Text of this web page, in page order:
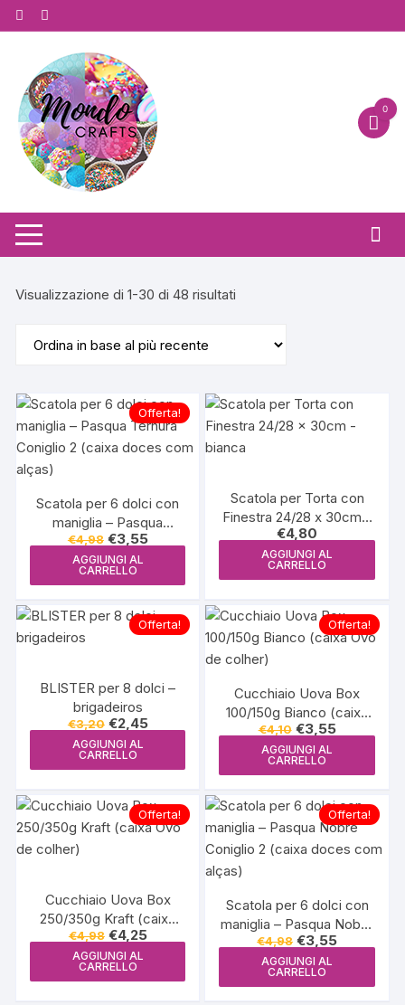
Vai
al
contenuto
0
Visualizzazione di 1-30 di 48 risultati
recente
Offerta!
Scatola per 6 dolci con
maniglia – Pasqua
Ternura Coniglio 2 (caixa
doces com alças)
€4,98 Il
prezzo
originale
era:
€3,55Il
prezzo
AGGIUNGI AL
CARRELLO
Scatola per Torta con
Finestra 24/28 x 30cm –
bianca
€4,80
AGGIUNGI AL
CARRELLO
Offerta!
BLISTER per 8 dolci –
brigadeiros
€3,20 Il
prezzo
originale
era:
€2,45Il
prezzo
AGGIUNGI AL
CARRELLO
Offerta!
Cucchiaio Uova Box
100/150g Bianco (caixa
Ovo de colher)
€4,10 Il
prezzo
originale
era:
€3,55Il
prezzo
AGGIUNGI AL
CARRELLO
Offerta!
Cucchiaio Uova Box
250/350g Kraft (caixa
Ovo de colher)
€4,98 Il
prezzo
originale
era:
€4,25Il
prezzo
AGGIUNGI AL
CARRELLO
Offerta!
Scatola per 6 dolci con
maniglia – Pasqua Nobre
Coniglio 2 (caixa doces
com alças)
€4,98 Il
prezzo
originale
era:
€3,55Il
prezzo
AGGIUNGI AL
CARRELLO